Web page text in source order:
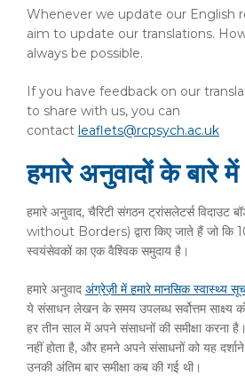
Whenever we update our English
aim to update our translations.
always be possible.
If you have feedback on our
to share with us, you can
contact leaflets@rcpsych.ac.uk
हमारे अनुवादों के बारे में
हमारे अनुवाद, चैरिटी संगठन ट्रांसलेटर्स विदाउट
without Borders) द्वारा किए जाते हैं जो कि
स्वयंसेवकों का एक वैश्विक समुदाय है।
हमारे अनुवाद अंग्रेज़ी में हमारे मानसिक स्वास्थ्य
ये संसाधन लेखन के समय उपलब्ध सर्वोत्तम साक्ष्य को
हर तीन साल में अपने संसाधनों की समीक्षा करना
नहीं होता है, और हमने अपने संसाधनों को यह
उनकी अंतिम बार समीक्षा कब की गई थी।